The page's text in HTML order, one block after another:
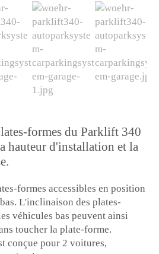
formes du Parklift 340
hauteur d'installation et la
formes accessibles en position
L'inclinaison des plates-
véhicules bas peuvent ainsi
toucher la plate-forme.
conçue pour 2 voitures,